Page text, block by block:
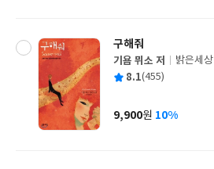
구해줘
글
쓴
기욤 뮈소 저
출
사
밝은세상
평 8.1(455)
가
9,900원 10%